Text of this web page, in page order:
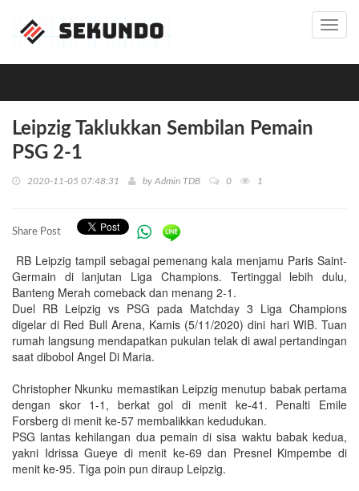
Leipzig Taklukkan Sembilan Pemain
PSG 2-1
2020-11-05 07:48:31 by Admin TDB 0 1
Share Post
RB Leipzig tampil sebagai pemenang kala menjamu Paris Saint-
Germain di lanjutan Liga Champions. Tertinggal lebih dulu,
Banteng Merah comeback dan menang 2-1.
Duel RB Leipzig vs PSG pada Matchday 3 Liga Champions
digelar di Red Bull Arena, Kamis (5/11/2020) dini hari WIB. Tuan
rumah langsung mendapatkan pukulan telak di awal pertandingan
saat dibobol Angel Di Maria.
Christopher Nkunku memastikan Leipzig menutup babak pertama
dengan skor 1-1, berkat gol di menit ke-41. Penalti Emile
Forsberg di menit ke-57 membalikkan kedudukan.
PSG lantas kehilangan dua pemain di sisa waktu babak kedua,
yakni Idrissa Gueye di menit ke-69 dan Presnel Kimpembe di
menit ke-95. Tiga poin pun diraup Leipzig.